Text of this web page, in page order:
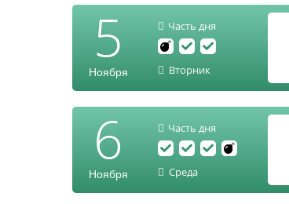
5
Ноября
Часть дня
Вторник
6
Ноября
Часть дня
Среда